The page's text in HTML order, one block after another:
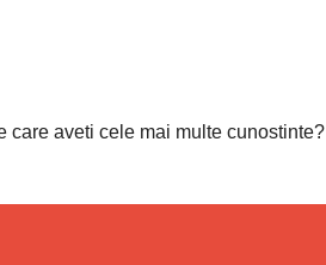
care aveti cele mai multe cunostinte?